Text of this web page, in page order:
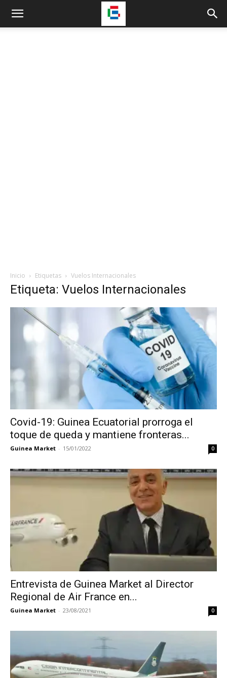
Inicio Etiquetas Vuelos Internacionales
Etiqueta: Vuelos Internacionales
Covid-19: Guinea Ecuatorial prorroga el
toque de queda y mantiene fronteras...
Guinea Market - 15/01/2022 0
Entrevista de Guinea Market al Director
Regional de Air France en...
Guinea Market - 23/08/2021 0